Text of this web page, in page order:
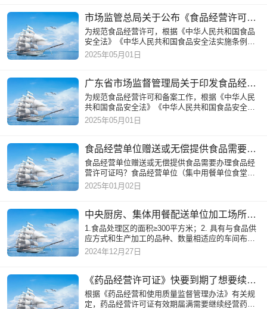
市场监管总局关于公布《食品经营许可审查通则》的公告
为规范食品经营许可，根据《中华人民共和国食品
安全法》《中华人民共和国食品安全法实施条例》
《食品经营许可和备案管理办法》等法律法规规章
2025年05月01日
广东省市场监督管理局关于印发食品经营许可和备案实施细则的通知
为规范食品经营许可和备案工作，根据《中华人民
共和国食品安全法》《中华人民共和国食品安全法
实施条例》《食品经营许可和备案管理办法》《食
2025年05月01日
食品经营单位赠送或无偿提供食品需要办理食品经营许可证吗？
食品经营单位赠送或无偿提供食品需要办理食品经
营许可证吗？食品经营单位（集中用餐单位食堂除
外）赠送或无偿提供食品免于办理食品经营许可。
2025年01月02日
中央厨房、集体用餐配送单位加工场所的基本要求有哪些？
1.食品处理区的面积≥300平方米；2. 具有与食品供
应方式和生产加工的品种、数量相适应的车间布局
和设备设施；3.食品加工操作场所应与加工食品的
2024年12月27日
《药品经营许可证》快要到期了想要续期，怎么办理？
根据《药品经营和使用质量监督管理办法》有关规
定，药品经营许可证有效期届满需要继续经营药品